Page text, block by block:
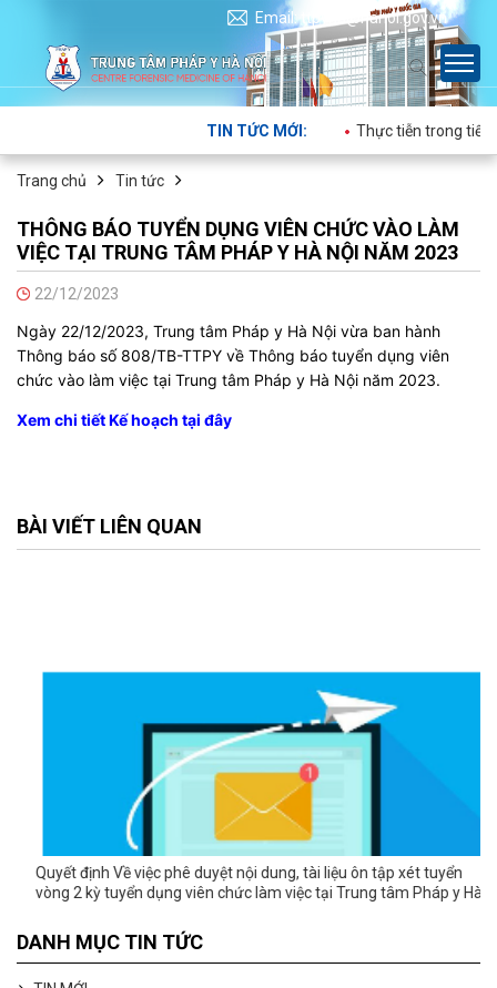
Email: ttpyhn@hanoi.gov.vn
TIN TỨC MỚI: Thực tiễn trong tiến
Trang chủ Tin tức
THÔNG BÁO TUYỂN DỤNG VIÊN CHỨC VÀO LÀM
VIỆC TẠI TRUNG TÂM PHÁP Y HÀ NỘI NĂM 2023
22/12/2023
Ngày 22/12/2023, Trung tâm Pháp y Hà Nội vừa ban hành
Thông báo số 808/TB-TTPY về Thông báo tuyển dụng viên
chức vào làm việc tại Trung tâm Pháp y Hà Nội năm 2023.
Xem chi tiết Kế hoạch tại đây
BÀI VIẾT LIÊN QUAN
Quyết định Về việc phê duyệt nội dung, tài liệu ôn tập xét tuyển
vòng 2 kỳ tuyển dụng viên chức làm việc tại Trung tâm Pháp y Hà
DANH MỤC TIN TỨC